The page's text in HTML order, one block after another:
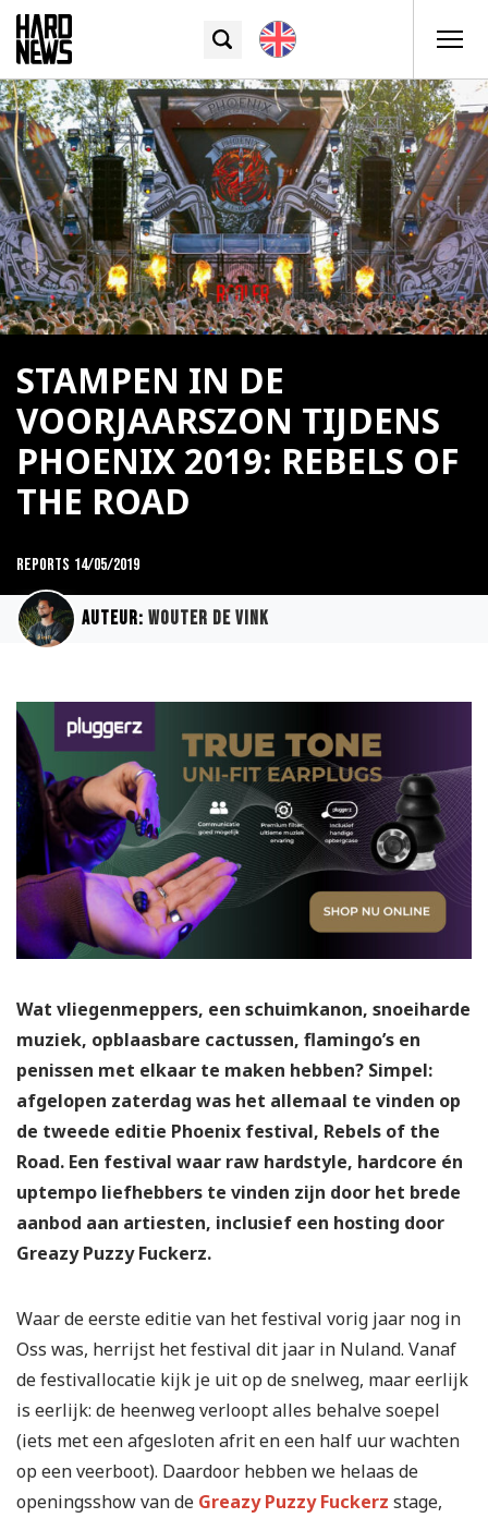
STAMPEN IN DE
VOORJAARSZON TIJDENS
PHOENIX 2019: REBELS OF
THE ROAD
Reports 14/05/2019
Auteur: Wouter de Vink
Wat vliegenmeppers, een schuimkanon, snoeiharde
muziek, opblaasbare cactussen, flamingo’s en
penissen met elkaar te maken hebben? Simpel:
afgelopen zaterdag was het allemaal te vinden op
de tweede editie Phoenix festival, Rebels of the
Road. Een festival waar raw hardstyle, hardcore én
uptempo liefhebbers te vinden zijn door het brede
aanbod aan artiesten, inclusief een hosting door
Greazy Puzzy Fuckerz.
Waar de eerste editie van het festival vorig jaar nog in
Oss was, herrijst het festival dit jaar in Nuland. Vanaf
de festivallocatie kijk je uit op de snelweg, maar eerlijk
is eerlijk: de heenweg verloopt alles behalve soepel
(iets met een afgesloten afrit en een half uur wachten
op een veerboot). Daardoor hebben we helaas de
openingsshow van de Greazy Puzzy Fuckerz stage,